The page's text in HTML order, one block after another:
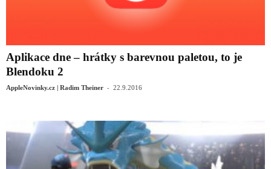
Aplikace dne – hrátky s barevnou paletou, to je
Blendoku 2
AppleNovinky.cz | Radim Theiner - 22.9.2016